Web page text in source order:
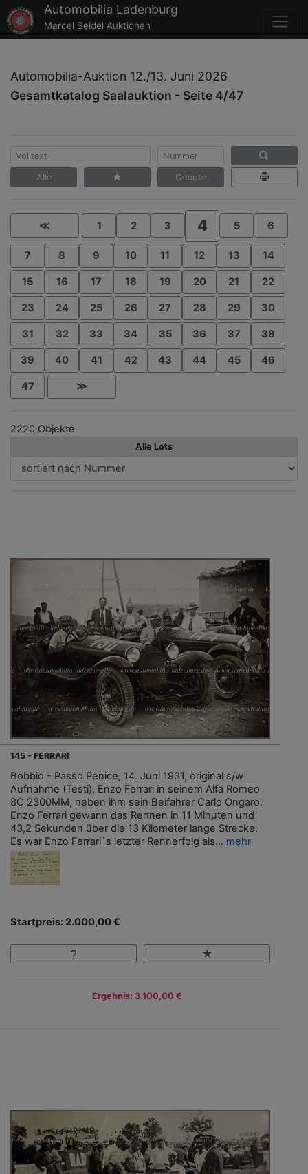
Automobilia Ladenburg
Marcel Seidel Auktionen
Automobilia-Auktion 12./13. Juni 2026
Gesamtkatalog Saalauktion - Seite 4/47
Alle Gebote
≪ 1 2 3 4 5 6
7 8 9 10 11 12 13 14
15 16 17 18 19 20 21 22
23 24 25 26 27 28 29 30
31 32 33 34 35 36 37 38
39 40 41 42 43 44 45 46
47 ≫
2220 Objekte
Alle Lots
145 - FERRARI
Bobbio - Passo Penice, 14. Juni 1931, original s/w
Aufnahme (Testi), Enzo Ferrari in seinem Alfa Romeo
8C 2300MM, neben ihm sein Beifahrer Carlo Ongaro.
Enzo Ferrari gewann das Rennen in 11 Minuten und
43,2 Sekunden über die 13 Kilometer lange Strecke.
Es war Enzo Ferrari´s letzter Rennerfolg als... mehr
Startpreis: 2.000,00 €
Ergebnis: 3.100,00 €